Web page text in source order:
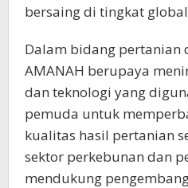
bersaing di tingkat
Dalam bidang pertanian
AMANAH berupaya
dan teknologi yang
pemuda untuk
kualitas hasil pertanian
sektor perkebunan dan
mendukung